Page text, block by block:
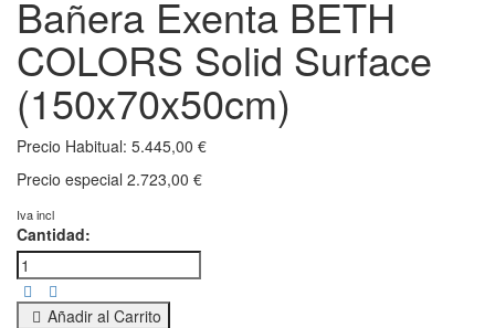
Bañera Exenta BETH
COLORS Solid Surface
(150x70x50cm)
Precio Habitual: 5.445,00 €
Precio especial 2.723,00 €
Iva incl
Cantidad:
Añadir al Carrito